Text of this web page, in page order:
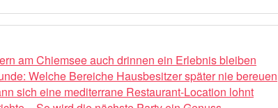
am Chiemsee auch drinnen ein Erlebnis bleiben
Welche Bereiche Hausbesitzer später nie bereuen
sich eine mediterrane Restaurant-Location lohnt